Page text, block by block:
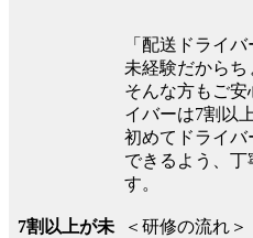
7割以上が未
「配送ドライ
未経験だからち
そんな方もご
イバーは7割以
初めてドライバ
できるよう、丁
す。
＜研修の流れ＞